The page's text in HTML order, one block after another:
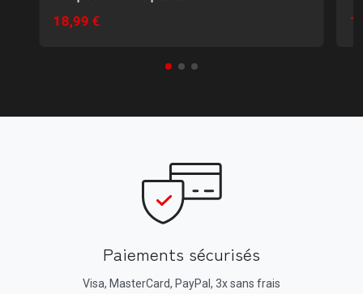
18,99 €
Paiements sécurisés
Visa, MasterCard, PayPal, 3x sans frais